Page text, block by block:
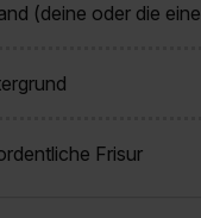
(deine oder die
Frisur